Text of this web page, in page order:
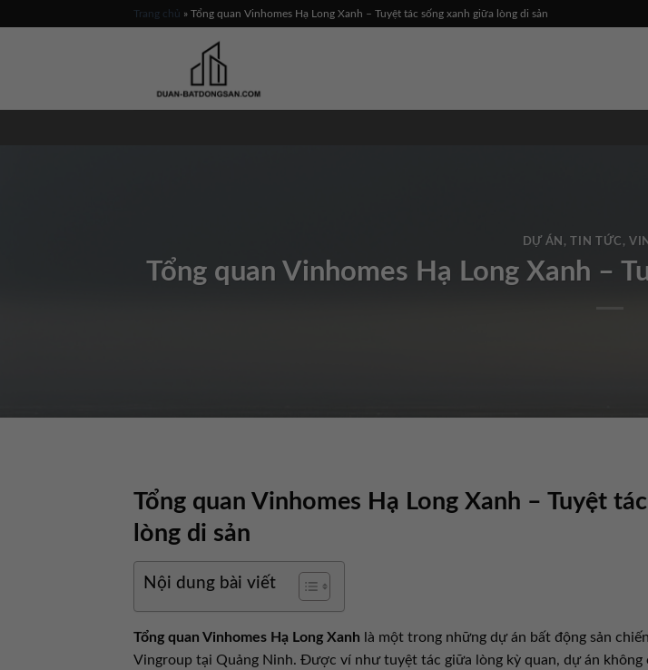
Trang chủ » Tổng quan Vinhomes Hạ Long Xanh – Tuyệt tác sống xanh giữa lòng di sản
DỰ ÁN , TIN TỨC ,
Tổng quan Vinhomes Hạ Long Xanh –
Tổng quan Vinhomes Hạ Long Xanh – Tuyệt
lòng di sản
Nội dung bài viết
Tổng quan Vinhomes Hạ Long Xanh là một trong những dự án bất động sản
Vingroup tại Quảng Ninh. Được ví như tuyệt tác giữa lòng kỳ quan, dự án